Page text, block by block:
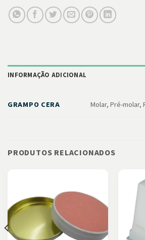
INFORMAÇÃO ADICIONAL
GRAMPO CERA Molar, Pré-molar,
PRODUTOS RELACIONADOS